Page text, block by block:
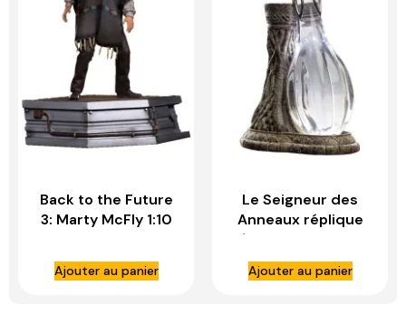
Back to the Future
3: Marty McFly 1:10
STUDIOS
Ajouter au panier
Le Seigneur des
Anneaux réplique
1/1 Galadriel’s Phial
– WETA WORKSHOP
Ajouter au panier